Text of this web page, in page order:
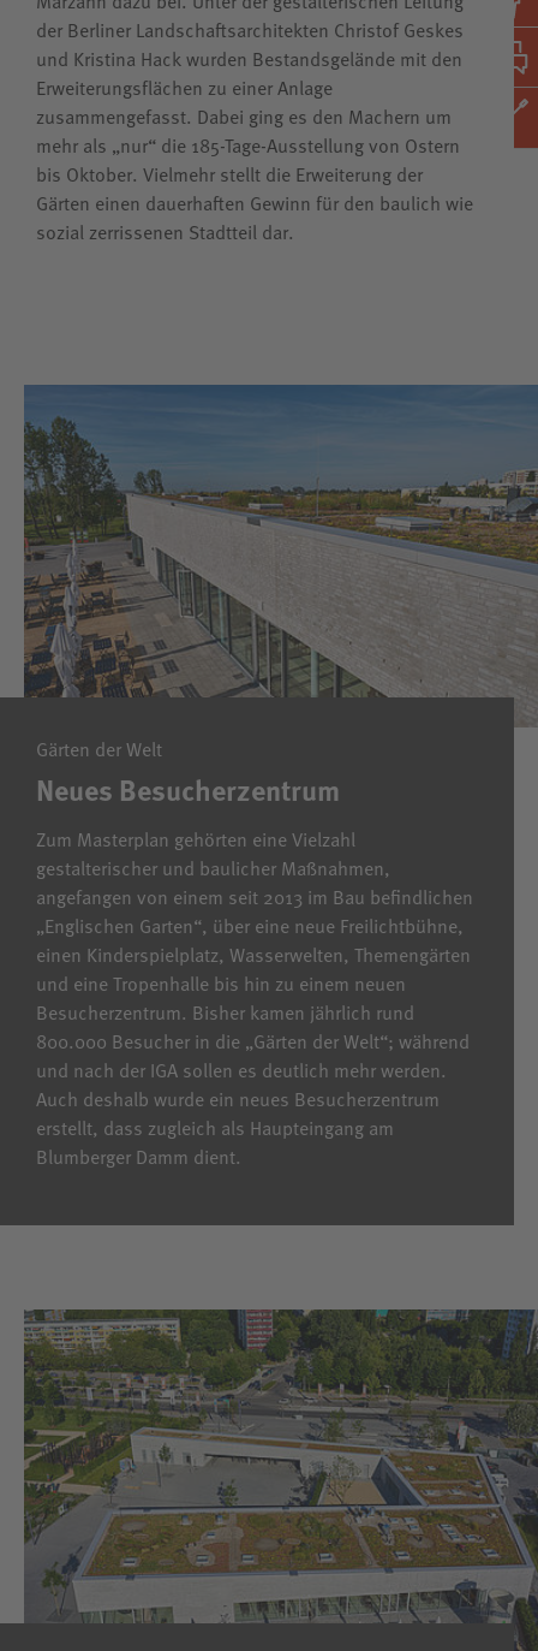
der Berliner Landschaftsarchitekten Christof Geskes
und Kristina Hack wurden Bestandsgelände mit den
Erweiterungsflächen zu einer Anlage
zusammengefasst. Dabei ging es den Machern um
mehr als „nur“ die 185-Tage-Ausstellung von Ostern
bis Oktober. Vielmehr stellt die Erweiterung der
Gärten einen dauerhaften Gewinn für den baulich wie
sozial zerrissenen Stadtteil dar.
Gärten der Welt
Neues Besucherzentrum
Zum Masterplan gehörten eine Vielzahl
gestalterischer und baulicher Maßnahmen,
angefangen von einem seit 2013 im Bau befindlichen
„Englischen Garten“, über eine neue Freilichtbühne,
einen Kinderspielplatz, Wasserwelten, Themengärten
und eine Tropenhalle bis hin zu einem neuen
Besucherzentrum. Bisher kamen jährlich rund
800.000 Besucher in die „Gärten der Welt“; während
und nach der IGA sollen es deutlich mehr werden.
Auch deshalb wurde ein neues Besucherzentrum
erstellt, dass zugleich als Haupteingang am
Blumberger Damm dient.